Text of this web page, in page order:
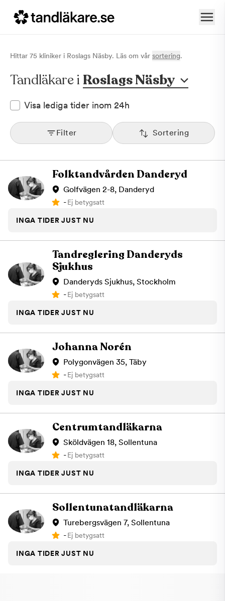
Hittar 75 kliniker i Roslags Näsby. Läs om vår sortering.
Tandläkare i Roslags Näsby
Visa lediga tider inom 24h
Filter Sortering
Folktandvården Danderyd
Golfvägen 2-8, Danderyd
-Ej betygsatt
INGA TIDER JUST NU
Tandreglering Danderyds
Sjukhus
Danderyds Sjukhus, Stockholm
-Ej betygsatt
INGA TIDER JUST NU
Johanna Norén
Polygonvägen 35, Täby
-Ej betygsatt
INGA TIDER JUST NU
Centrumtandläkarna
Sköldvägen 18, Sollentuna
-Ej betygsatt
INGA TIDER JUST NU
Sollentunatandläkarna
Turebergsvägen 7, Sollentuna
-Ej betygsatt
INGA TIDER JUST NU